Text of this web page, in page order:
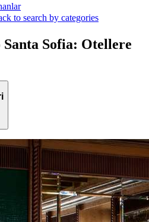
to search by categories
Sofia: Otellere